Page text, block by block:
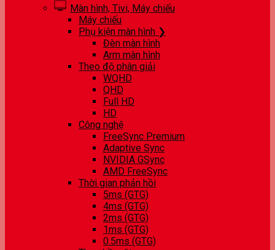
Màn hình, Tivi, Máy chiếu
Máy chiếu
Phụ kiện màn hình ❯
Đèn màn hình
Arm màn hình
Theo độ phân giải
WQHD
QHD
Full HD
HD
Công nghệ
FreeSync Premium
Adaptive Sync
NVIDIA GSync
AMD FreeSync
Thời gian phản hồi
5ms (GTG)
4ms (GTG)
2ms (GTG)
1ms (GTG)
0.5ms (GTG)